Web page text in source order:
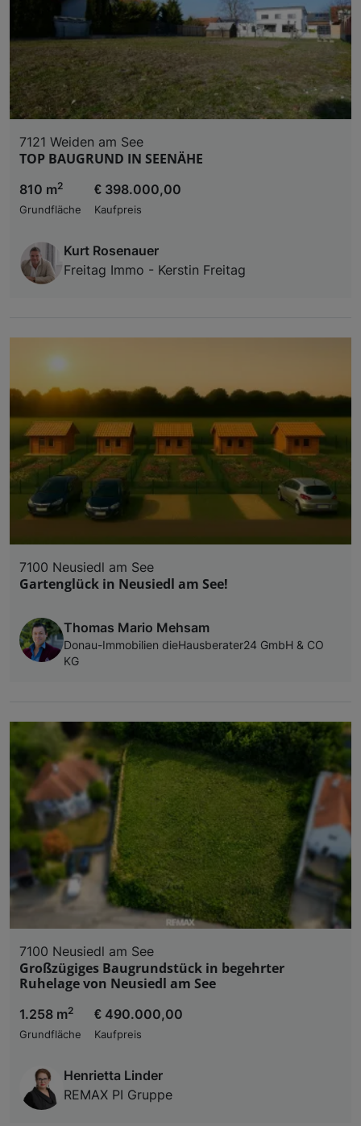
7121 Weiden am See
TOP BAUGRUND IN SEENÄHE
810 m2
Grundfläche
€ 398.000,00
Kaufpreis
Kurt Rosenauer
Freitag Immo - Kerstin Freitag
7100 Neusiedl am See
Gartenglück in Neusiedl am See!
Thomas Mario Mehsam
Donau-Immobilien dieHausberater24 GmbH & CO
KG
7100 Neusiedl am See
Großzügiges Baugrundstück in begehrter
Ruhelage von Neusiedl am See
1.258 m2
Grundfläche
€ 490.000,00
Kaufpreis
Henrietta Linder
REMAX PI Gruppe